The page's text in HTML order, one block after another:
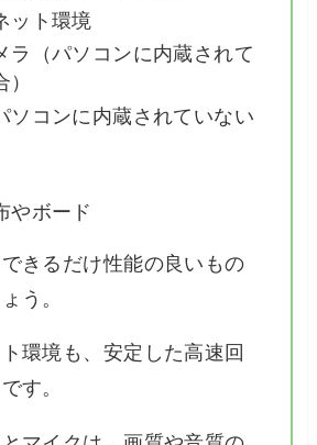
ット環境
ラ（パソコンに内蔵されて
ソコンに内蔵されていない
やボード
きるだけ性能の良いもの
う。
環境も、安定した高速回
す。